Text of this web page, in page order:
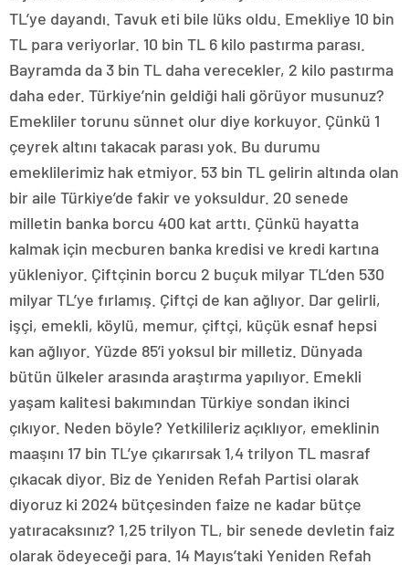
TL’ye dayandı. Tavuk eti bile lüks oldu. Emekliye 10 bin
TL para veriyorlar. 10 bin TL 6 kilo pastırma parası.
Bayramda da 3 bin TL daha verecekler, 2 kilo pastırma
daha eder. Türkiye’nin geldiği hali görüyor musunuz?
Emekliler torunu sünnet olur diye korkuyor. Çünkü 1
çeyrek altını takacak parası yok. Bu durumu
emeklilerimiz hak etmiyor. 53 bin TL gelirin altında olan
bir aile Türkiye’de fakir ve yoksuldur. 20 senede
milletin banka borcu 400 kat arttı. Çünkü hayatta
kalmak için mecburen banka kredisi ve kredi kartına
yükleniyor. Çiftçinin borcu 2 buçuk milyar TL’den 530
milyar TL’ye fırlamış. Çiftçi de kan ağlıyor. Dar gelirli,
işçi, emekli, köylü, memur, çiftçi, küçük esnaf hepsi
kan ağlıyor. Yüzde 85’i yoksul bir milletiz. Dünyada
bütün ülkeler arasında araştırma yapılıyor. Emekli
yaşam kalitesi bakımından Türkiye sondan ikinci
çıkıyor. Neden böyle? Yetkilileriz açıklıyor, emeklinin
maaşını 17 bin TL’ye çıkarırsak 1,4 trilyon TL masraf
çıkacak diyor. Biz de Yeniden Refah Partisi olarak
diyoruz ki 2024 bütçesinden faize ne kadar bütçe
yatıracaksınız? 1,25 trilyon TL, bir senede devletin faiz
olarak ödeyeceği para. 14 Mayıs’taki Yeniden Refah